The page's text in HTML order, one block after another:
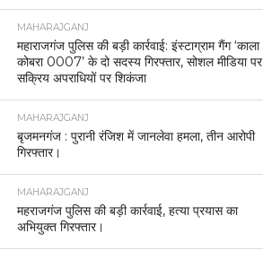
MAHARAJGANJ
महाराजगंज पुलिस की बड़ी कार्रवाई: इंस्टाग्राम गैंग ‘काला
कोबरा 0007’ के दो सदस्य गिरफ्तार, सोशल मीडिया पर
सक्रिय अपराधियों पर शिकंजा
MAHARAJGANJ
बृजमनगंज : पुरानी रंजिश में जानलेवा हमला, तीन आरोपी
गिरफ्तार।
MAHARAJGANJ
महराजगंज पुलिस की बड़ी कार्रवाई, हत्या प्रयास का
अभियुक्त गिरफ्तार।